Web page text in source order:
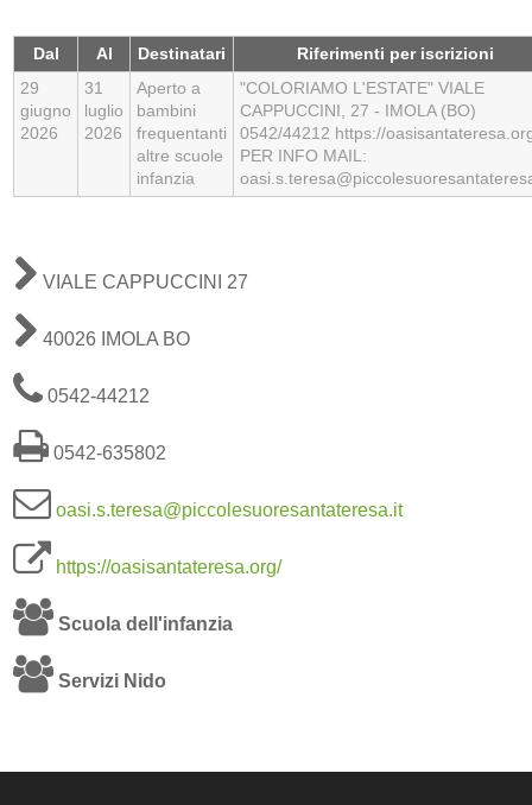
Dal Al Destinatari
Riferimenti per iscrizioni
29
giugno
2026
31
luglio
2026
Aperto a
bambini
frequentanti
altre scuole
infanzia
"COLORIAMO L'ESTATE" VIALE
CAPPUCCINI, 27 - IMOLA (BO)
0542/44212 https://
PER INFO MAIL:
VIALE CAPPUCCINI 27
40026 IMOLA BO
0542-44212
0542-635802
oasi.s.teresa@piccolesuoresantateresa.it
https://oasisantateresa.org/
Scuola dell'infanzia
Servizi Nido